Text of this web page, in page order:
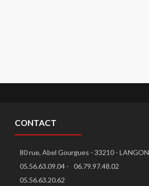
CONTACT
80 rue, Abel Gourgues - 33210 - LANGON
05.56.63.09.04 -
06.79.97.48.02
05.56.63.20.62